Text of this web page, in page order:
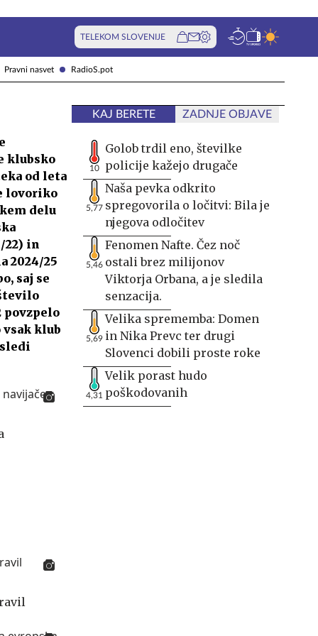
Pravni nasvet RadioS.pot
TELEKOM SLOVENIJE
klubsko
od leta
lovoriko
delu
22) in
2024/25
saj se
povzpelo
vsak klub
KAJ BERETE ZADNJE OBJAVE
10
Golob trdil eno, številke
policije kažejo drugače
5,77
Naša pevka odkrito
spregovorila o ločitvi: Bila je
njegova odločitev
5,46
Fenomen Nafte. Čez noč
ostali brez milijonov
Viktorja Orbana, a je sledila
senzacija.
5,69
Velika sprememba: Domen
in Nika Prevc ter drugi
Slovenci dobili proste roke
4,31
Velik porast hudo
poškodovanih